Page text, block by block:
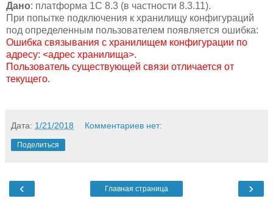
Дано: платформа 1С 8.3 (в частности 8.3.11).
При попытке подключения к хранилищу конфигураций
под определенным пользователем появляется ошибка:
Ошибка связывания с хранилищем конфигурации по
адресу: <адрес хранилища>.
Пользователь существующей связи отличается от
текущего.
Дата: 1/21/2018 Комментариев нет:
Поделиться
‹ ›
Главная страница